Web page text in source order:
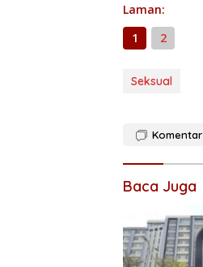
Laman:
1
2
Seksual
Komentar
Baca Juga